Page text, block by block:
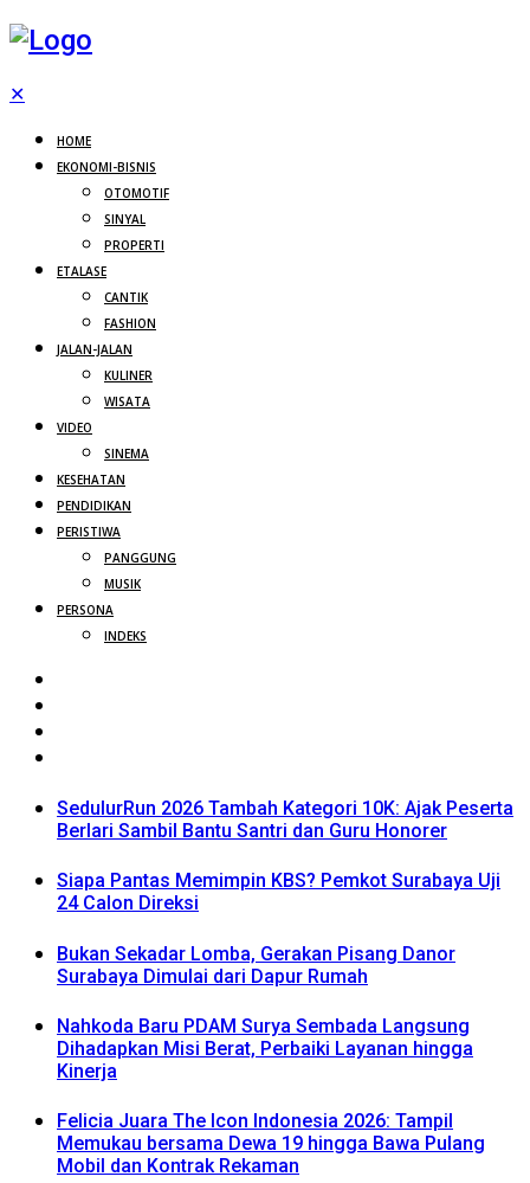
✕
HOME
EKONOMI-BISNIS
OTOMOTIF
SINYAL
PROPERTI
ETALASE
CANTIK
FASHION
JALAN-JALAN
KULINER
WISATA
VIDEO
SINEMA
KESEHATAN
PENDIDIKAN
PERISTIWA
PANGGUNG
MUSIK
PERSONA
INDEKS
SedulurRun 2026 Tambah Kategori 10K: Ajak Peserta
Berlari Sambil Bantu Santri dan Guru Honorer
Siapa Pantas Memimpin KBS? Pemkot Surabaya Uji
24 Calon Direksi
Bukan Sekadar Lomba, Gerakan Pisang Danor
Surabaya Dimulai dari Dapur Rumah
Nahkoda Baru PDAM Surya Sembada Langsung
Dihadapkan Misi Berat, Perbaiki Layanan hingga
Kinerja
Felicia Juara The Icon Indonesia 2026: Tampil
Memukau bersama Dewa 19 hingga Bawa Pulang
Mobil dan Kontrak Rekaman